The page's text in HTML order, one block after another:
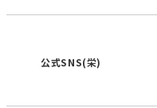
津
公式SNS(栄)